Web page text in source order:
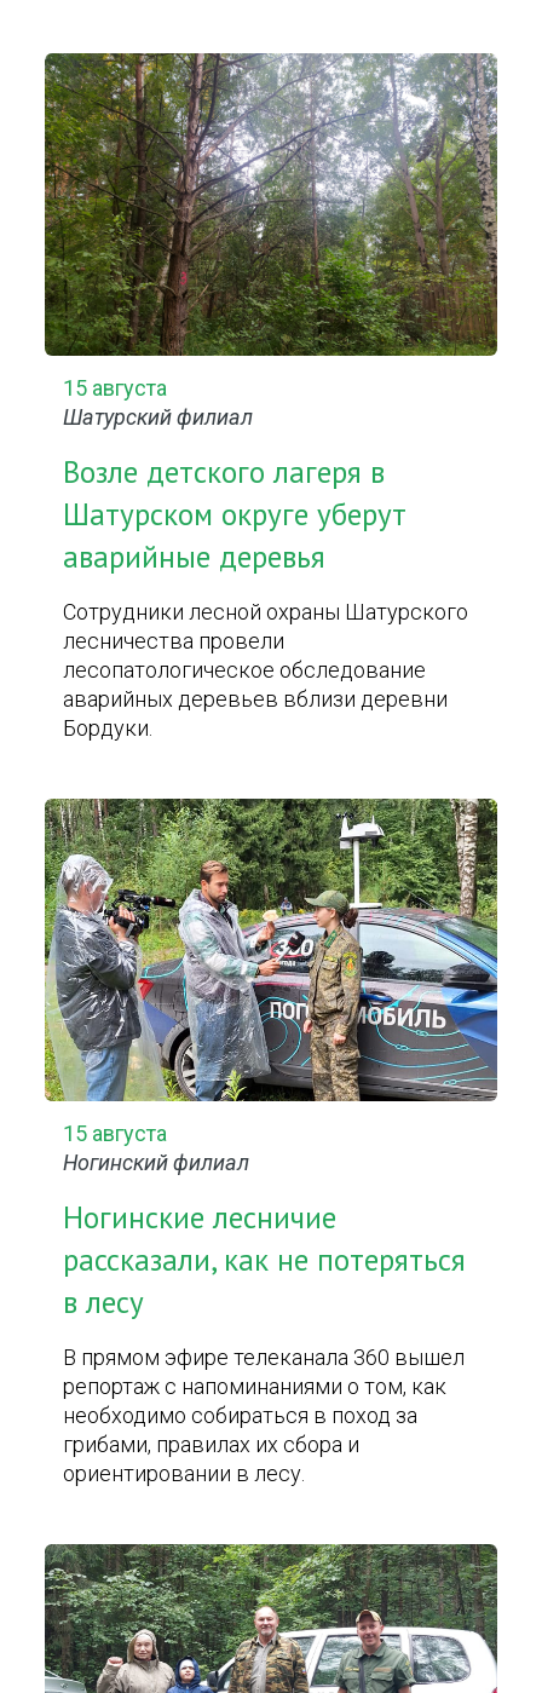
15 августа
Шатурский филиал
Возле детского лагеря в
Шатурском округе уберут
аварийные деревья
Сотрудники лесной охраны Шатурского
лесничества провели
лесопатологическое обследование
аварийных деревьев вблизи деревни
Бордуки.
15 августа
Ногинский филиал
Ногинские лесничие
рассказали, как не потеряться
в лесу
В прямом эфире телеканала 360 вышел
репортаж с напоминаниями о том, как
необходимо собираться в поход за
грибами, правилах их сбора и
ориентировании в лесу.